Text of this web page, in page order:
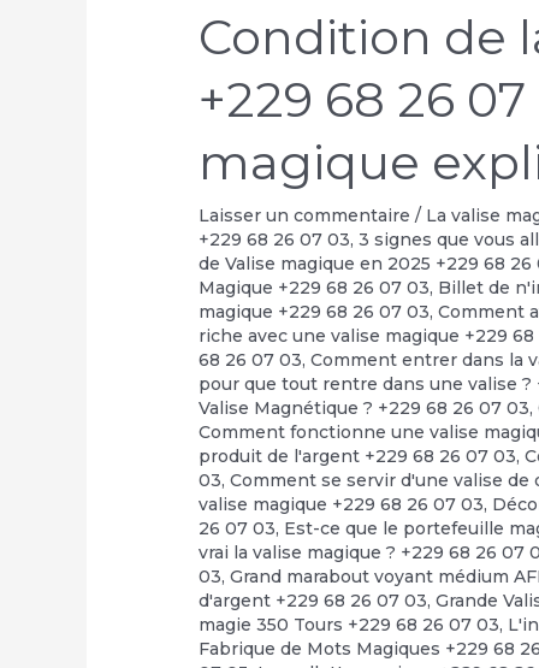
Condition de
+229 68 26 07
magique
Laisser un commentaire / La valise
+229 68 26 07 03,3 signes que vous
de Valise magique en 2025 +229 68 26
Magique +229 68 26 07 03, Billet de
magique +229 68 26 07 03,Comment
riche avec une valise magique +229
68 26 07 03,Comment entrer dans la
pour que tout rentre dans une valise ?
Valise Magnétique ? +229 68 26 07 03,
Comment fonctionne une valise
produit de l'argent +229 68 26 07 03,
03,Comment se servir d'une valise de
valise magique +229 68 26 07 03,
26 07 03, Est-ce que le portefeuille
vrai la valise magique ? +229 68 26 07
03,Grand marabout voyant médium
d'argent +229 68 26 07 03,Grande
magie 350 Tours +229 68 26 07 03,
Fabrique de Mots Magiques +229 68